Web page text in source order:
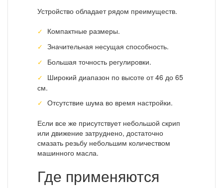
Устройство обладает рядом преимуществ.
Компактные размеры.
Значительная несущая способность.
Большая точность регулировки.
Широкий диапазон по высоте от 46 до 65
см.
Отсутствие шума во время настройки.
Если все же присутствует небольшой скрип
или движение затруднено, достаточно
смазать резьбу небольшим количеством
машинного масла.
Где применяются